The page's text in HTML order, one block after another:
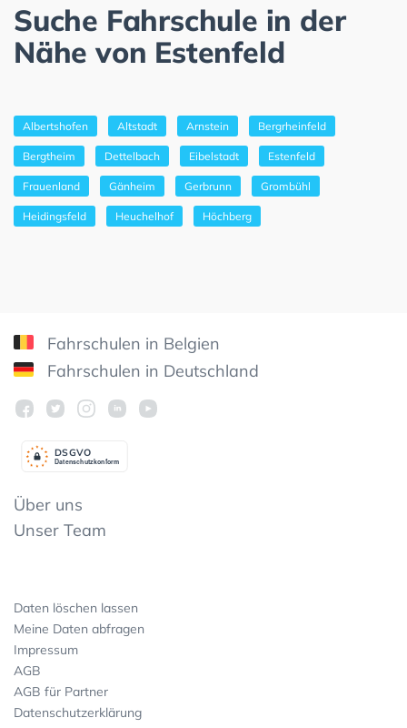
Suche Fahrschule in der
Nähe von Estenfeld
Albertshofen Altstadt Arnstein Bergrheinfeld
Bergtheim Dettelbach Eibelstadt Estenfeld
Frauenland Gänheim Gerbrunn Grombühl
Heidingsfeld Heuchelhof Höchberg
Fahrschulen in Belgien
Fahrschulen in Deutschland
Datenschutzkonform
DSGVO
Über uns
Unser Team
Daten löschen lassen
Meine Daten abfragen
Impressum
AGB
AGB für Partner
Datenschutzerklärung